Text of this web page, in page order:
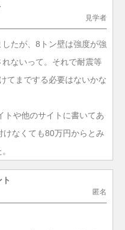
見学者
たが、8トン壁は強度が強
ないって。それで耐震等
てまでする必要はないかな
トや他のサイトに書いてあ
なくても80万円からとみ
匿名